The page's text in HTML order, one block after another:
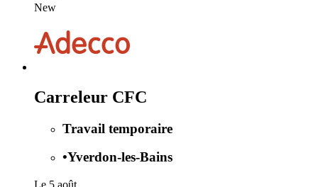
New
Carreleur CFC
Travail temporaire
•Yverdon-les-Bains
Le 5 août